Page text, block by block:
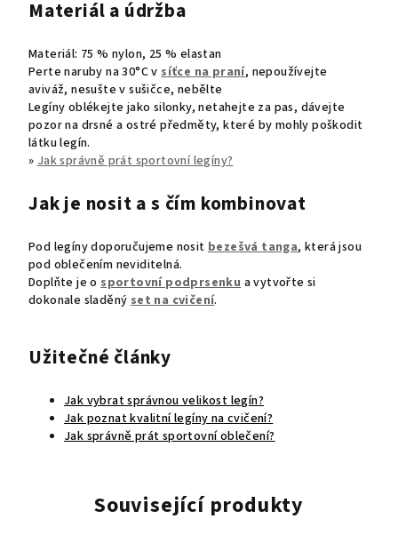
Materiál a údržba
Materiál: 75 % nylon, 25 % elastan
Perte naruby na 30°C vsíťce na praní, nepoužívejte
aviváž, nesušte v sušičce, nebělte
Legíny oblékejte jako silonky, netahejte za pas, dávejte
pozor na drsné a ostré předměty, které by mohly poškodit
látku legín.
»Jak správně prát sportovní legíny?
Jak je nosit a s čím kombinovat
Pod legíny doporučujeme nosit bezešvá tanga, která jsou
pod oblečením neviditelná.
Doplňte je osportovní podprsenkua vytvořte si
dokonale sladěnýset na cvičení.
Užitečné články
Jak vybrat správnou velikost legín?
Jak poznat kvalitní legíny na cvičení?
Jak správně prát sportovní oblečení?
Související produkty